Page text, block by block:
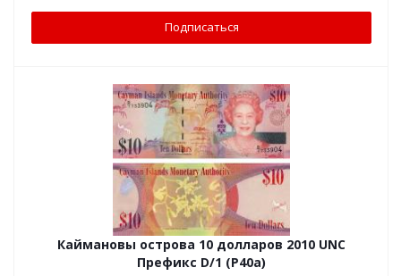
Подписаться
Каймановы острова 10 долларов 2010 UNC
Префикс D/1 (P40a)